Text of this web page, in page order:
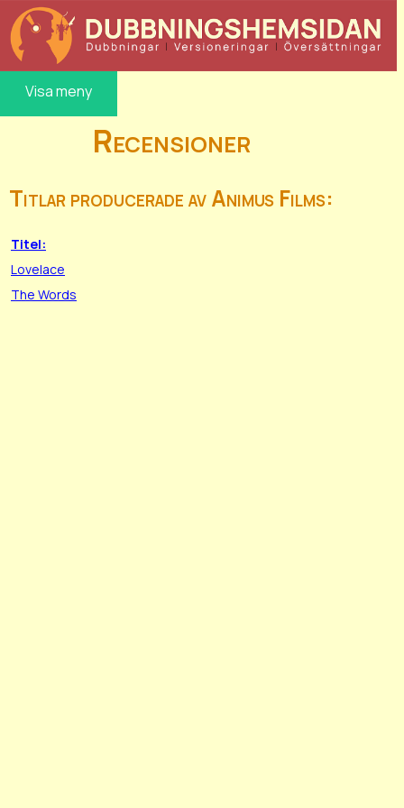
Visa meny
Recensioner
Titlar producerade av Animus Films:
Titel:
Lovelace
The Words